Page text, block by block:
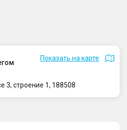
Показать на карте
3, строение 1, 188508